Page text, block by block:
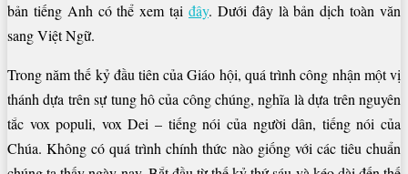
bản tiếng Anh có thể xem tại đây. Dưới đây là bản dịch toàn văn
sang Việt Ngữ.
Trong năm thế kỷ đầu tiên của Giáo hội, quá trình công nhận một vị
thánh dựa trên sự tung hô của công chúng, nghĩa là dựa trên nguyên
tắc vox populi, vox Dei – tiếng nói của người dân, tiếng nói của
Chúa. Không có quá trình chính thức nào giống với các tiêu chuẩn